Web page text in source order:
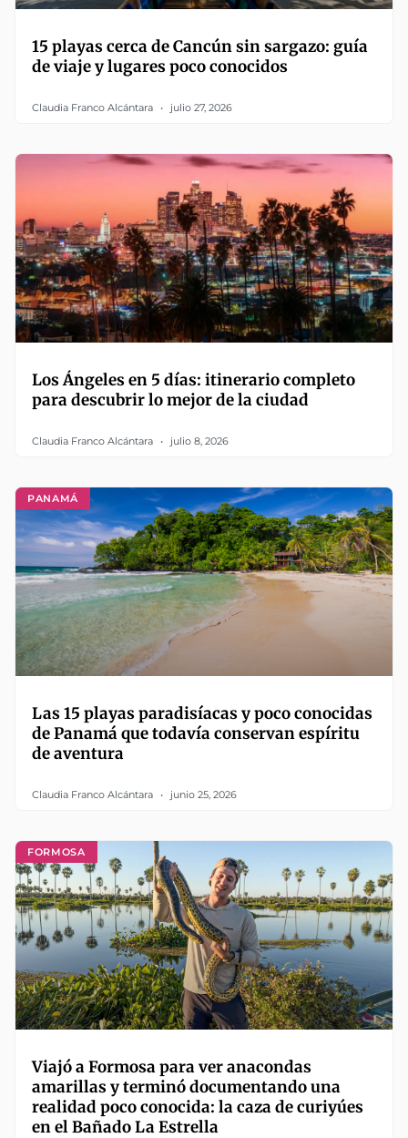
15 playas cerca de Cancún sin sargazo: guía
de viaje y lugares poco conocidos
Claudia Franco Alcántara julio 27, 2026
Los Ángeles en 5 días: itinerario completo
para descubrir lo mejor de la ciudad
Claudia Franco Alcántara julio 8, 2026
PANAMÁ
Las 15 playas paradisíacas y poco conocidas
de Panamá que todavía conservan espíritu
de aventura
Claudia Franco Alcántara junio 25, 2026
FORMOSA
Viajó a Formosa para ver anacondas
amarillas y terminó documentando una
realidad poco conocida: la caza de curiyúes
en el Bañado La Estrella